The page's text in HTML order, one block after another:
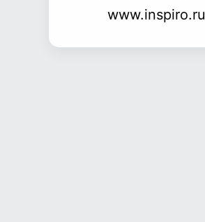
www.inspiro.ru